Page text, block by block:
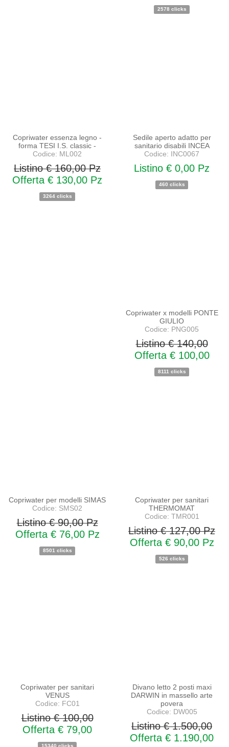
2578 clicks
Copriwater essenza legno -
forma TESI I.S. classic -
Codice: ML002
Listino € 160,00 Pz
Offerta € 130,00 Pz
3264 clicks
Sedile aperto adatto per
sanitario disabili INCEA
Codice: INC0067
Listino € 0,00 Pz
460 clicks
Copriwater x modelli PONTE
GIULIO
Codice: PNG005
Listino € 140,00
Offerta € 100,00
8111 clicks
Copriwater per modelli SIMAS
Codice: SMS02
Listino € 90,00 Pz
Offerta € 76,00 Pz
8501 clicks
Copriwater per sanitari
THERMOMAT
Codice: TMR001
Listino € 127,00 Pz
Offerta € 90,00 Pz
526 clicks
Copriwater per sanitari
VENUS
Codice: FC01
Listino € 100,00
Offerta € 79,00
Divano letto 2 posti maxi
DARWIN in massello arte
povera
Codice: DW005
Listino € 1.500,00
Offerta € 1.190,00